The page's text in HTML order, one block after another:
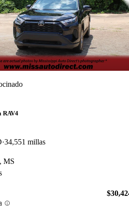
RAV4
34,551 millas
MS